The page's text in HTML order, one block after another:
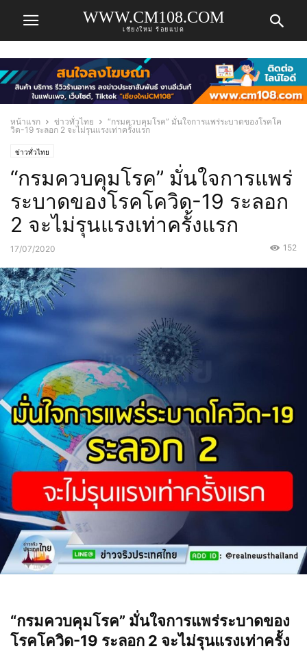
WWW.CM108.COM
เชียงใหม่ ร้อยแปด
หน้าแรก ข่าวทั่วไทย
“กรมควบคุมโรค” มั่นใจการแพร่ระบาดของโรคโค
วิด-19 ระลอก 2 จะไม่รุนแรงเท่าครั้งแรก
ข่าวทั่วไทย
“กรมควบคุมโรค” มั่นใจการแพร่
ระบาดของโรคโควิด-19 ระลอก
2 จะไม่รุนแรงเท่าครั้งแรก
17/07/2020 152
“กรมควบคุมโรค” มั่นใจการแพร่ระบาดของ
โรคโควิด-19 ระลอก 2 จะไม่รุนแรงเท่าครั้ง